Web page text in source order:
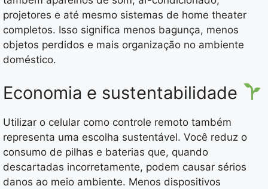
projetores e até mesmo sistemas de home theater
completos. Isso significa menos bagunça, menos
objetos perdidos e mais organização no ambiente
doméstico.
Economia e sustentabilidade
Utilizar o celular como controle remoto também
representa uma escolha sustentável. Você reduz o
consumo de pilhas e baterias que, quando
descartadas incorretamente, podem causar sérios
danos ao meio ambiente. Menos dispositivos